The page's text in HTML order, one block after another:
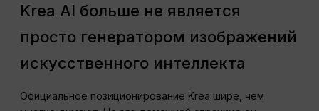
Krea AI больше не является
просто генератором изображений
искусственного интеллекта
Официальное позиционирование Krea шире, чем